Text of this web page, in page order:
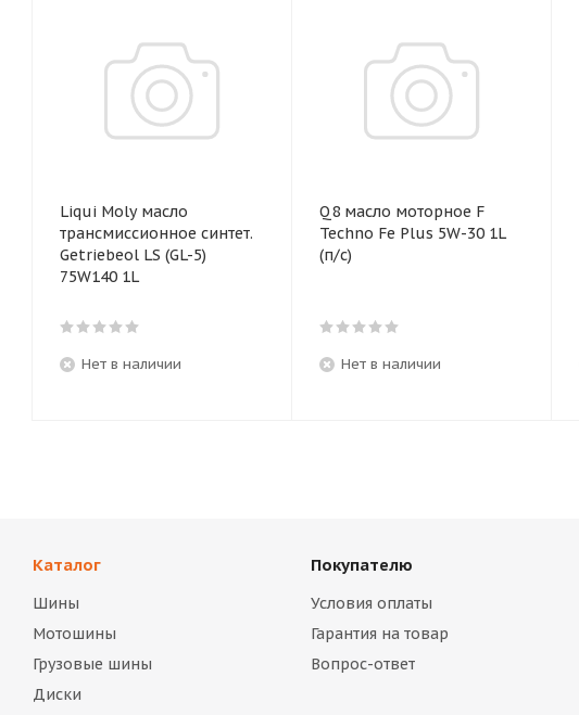
Liqui Moly масло
трансмиссионное синтет.
Getriebeol LS (GL-5)
75W140 1L
Нет в наличии
Q8 масло моторное F
Techno Fe Plus 5W-30 1L
(п/с)
Нет в наличии
Каталог
Шины
Мотошины
Грузовые шины
Диски
Покупателю
Условия оплаты
Гарантия на товар
Вопрос-ответ